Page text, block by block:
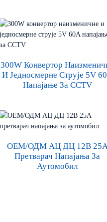
300W Конвертор
И Једносмерне Струје 5V
Напајање За CCTV
ОЕМ/ОДМ АЦ ДЦ 12В
Претварач Напајања За
Аутомобил